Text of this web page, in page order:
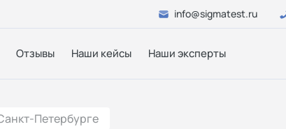
info@sigmatest.ru
Отзывы Наши кейсы Наши эксперты
Петербурге